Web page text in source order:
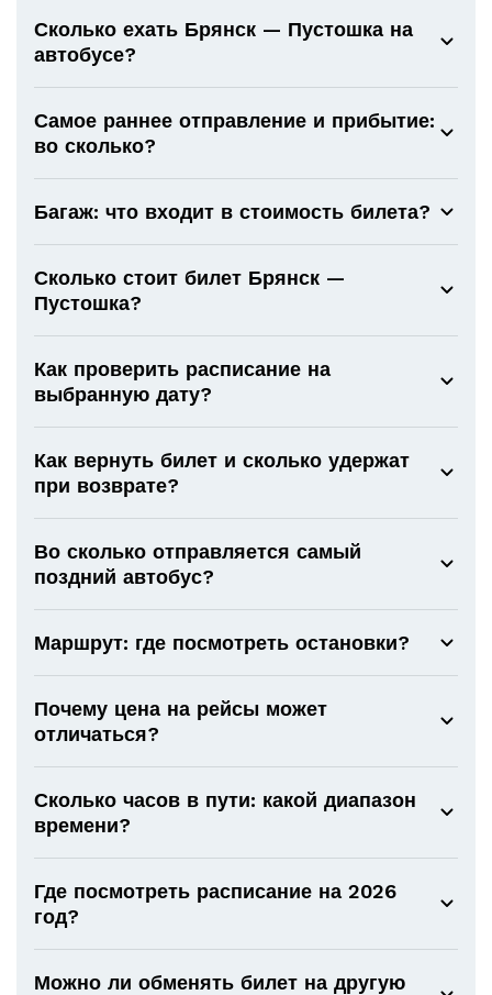
Сколько ехать Брянск — Пустошка на
автобусе?
Самое раннее отправление и прибытие:
во сколько?
Багаж: что входит в стоимость билета?
Сколько стоит билет Брянск —
Пустошка?
Как проверить расписание на
выбранную дату?
Как вернуть билет и сколько удержат
при возврате?
Во сколько отправляется самый
поздний автобус?
Маршрут: где посмотреть остановки?
Почему цена на рейсы может
отличаться?
Сколько часов в пути: какой диапазон
времени?
Где посмотреть расписание на 2026
год?
Можно ли обменять билет на другую